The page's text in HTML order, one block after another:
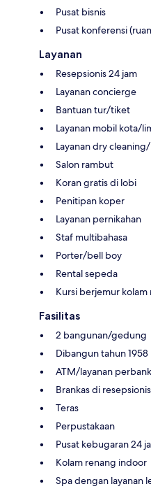
Pusat bisnis
Pusat konferensi
Layanan
Resepsionis 24 jam
Layanan concierge
Bantuan tur/tiket
Layanan mobil kota/
Layanan dry
Salon rambut
Koran gratis di lobi
Penitipan koper
Layanan pernikahan
Staf multibahasa
Porter/bell boy
Rental sepeda
Kursi berjemur kolam
Fasilitas
2 bangunan/gedung
Dibangun tahun 1958
ATM/layanan
Brankas di resepsionis
Teras
Perpustakaan
Pusat kebugaran 24
Kolam renang indoor
Spa dengan layanan